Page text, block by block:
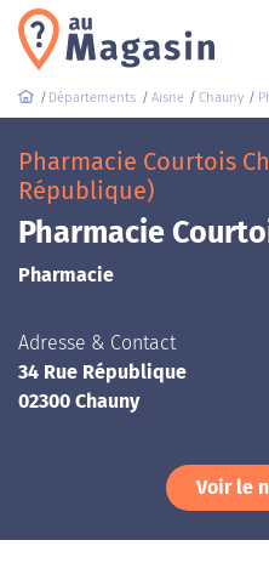
Départements Aisne Chauny
Pharmacie Courtois
République)
Pharmacie
Pharmacie
Adresse & Contact
34 Rue République
02300 Chauny
Voir le